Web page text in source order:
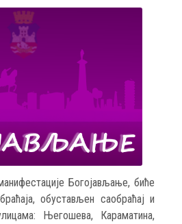
Богојављање, биће
обустављен саобраћај и
Његошева, Караматина,